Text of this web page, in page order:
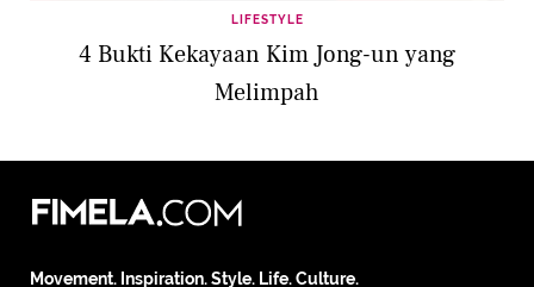
LIFESTYLE
4 Bukti Kekayaan Kim Jong-un yang
Melimpah
Movement. Inspiration. Style. Life. Culture.